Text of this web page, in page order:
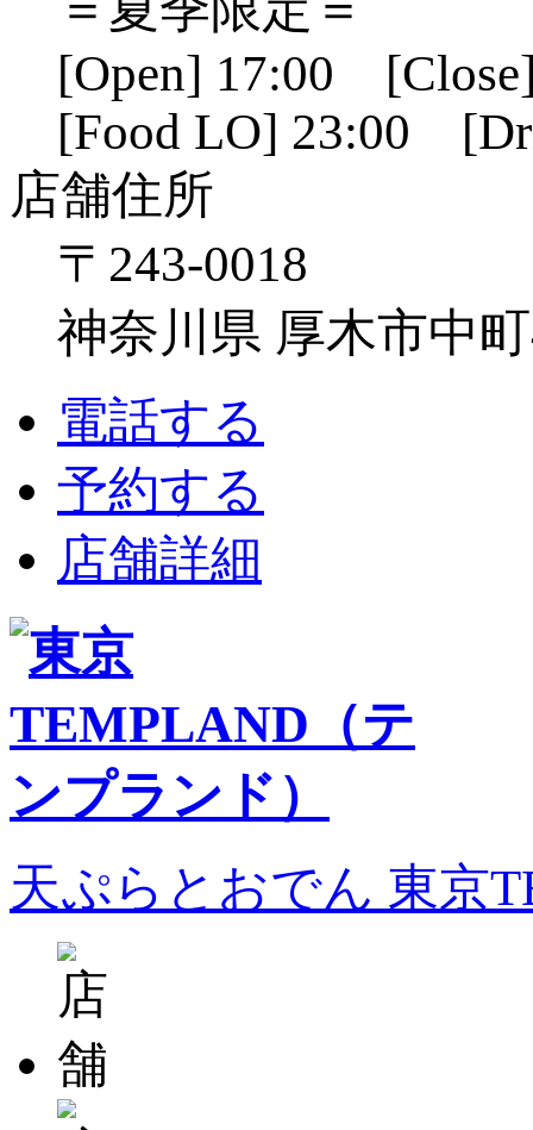
[Open] 17:00
[Food LO] 23:00
店舗住所
〒243-0018
神奈川県 厚木市中
電話する
予約する
店舗詳細
天ぷらとおでん 東京